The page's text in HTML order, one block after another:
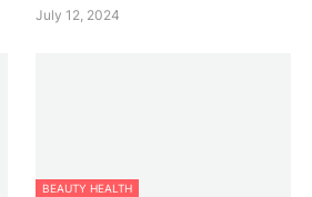
July 12, 2024
BEAUTY HEALTH